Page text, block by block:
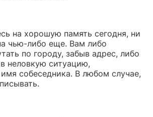
на хорошую память сегодня, ни
чью-либо еще. Вам либо
по городу, забыв адрес, либо
неловкую ситуацию,
собеседника. В любом случае,